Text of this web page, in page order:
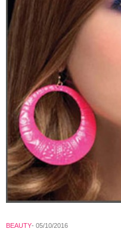
BEAUTY 05/10/2016